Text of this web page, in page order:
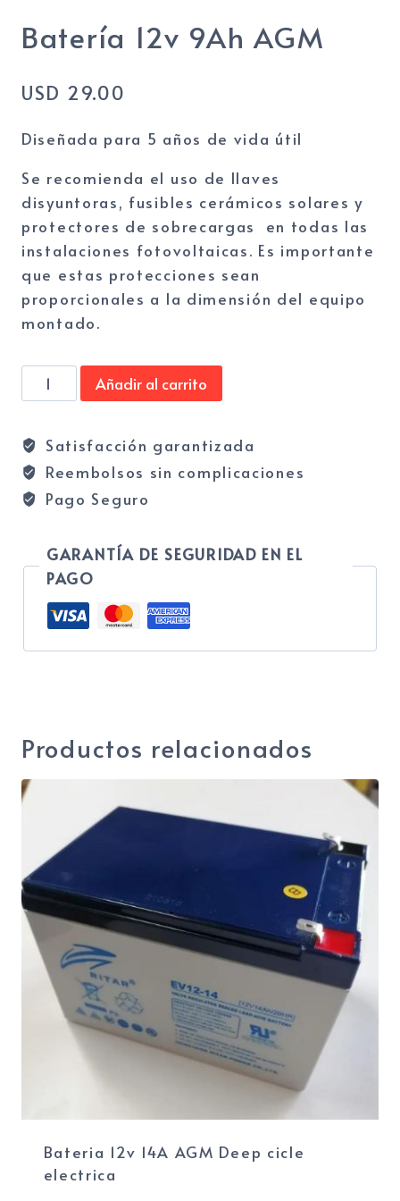
Batería 12v 9Ah AGM
USD 29.00
Diseñada para 5 años de vida útil
Se recomienda el uso de llaves
disyuntoras, fusibles cerámicos solares y
protectores de sobrecargas en todas las
instalaciones fotovoltaicas. Es importante
que estas protecciones sean
proporcionales a la dimensión del equipo
montado.
Batería
12v
AGM
cantidad
Añadir al carrito
Satisfacción garantizada
Reembolsos sin complicaciones
Pago Seguro
GARANTÍA DE SEGURIDAD EN EL
PAGO
Productos relacionados
Bateria 12v 14A AGM Deep cicle
electrica